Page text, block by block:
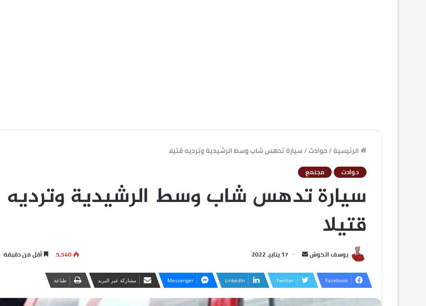
الرئيسية/حوادث/سيارة تدهس شاب وسط الرشيدية وترديه قتيلا
حوادث مجتمع
سيارة تدهس شاب وسط الرشيدية وترديه
قتيلا
يوسف الكوش 17 يناير، 2022 5,540 أقل من دقيقة
Facebook
Twitter
LinkedIn
Messenger مشاركة عبر البريد طباعة